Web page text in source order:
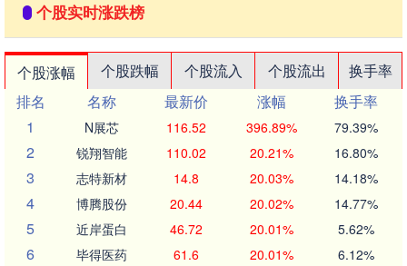
个股实时涨跌榜
个股涨幅 个股跌幅 个股流入 个股流出
换手率
排名
名称 最新价 涨幅
换手率
1
N展芯 116.52 396.89% 79.39%
2 锐翔智能 110.02 20.21% 16.80%
3 志特新材 14.8 20.03% 14.18%
4 博腾股份 20.44 20.02% 14.77%
5 近岸蛋白 46.72 20.01% 5.62%
6 毕得医药 61.6 20.01% 6.12%